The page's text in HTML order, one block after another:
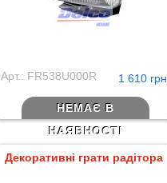
Арт.: FR538U000R 1 610 грн
НЕМАЄ В
НАЯВНОСТІ
Декоративні грати радітора